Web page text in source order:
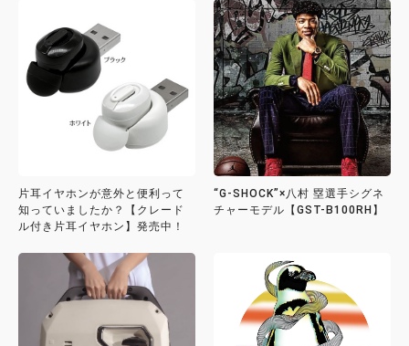
片耳イヤホンが意外と便利って
知っていましたか？【クレード
ル付き片耳イヤホン】発売中！
“G-SHOCK”×八村 塁選手シグネ
チャーモデル【GST-B100RH】